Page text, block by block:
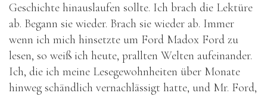
Geschichte hinauslaufen sollte. Ich brach die Lektüre
ab. Begann sie wieder. Brach sie wieder ab. Immer
wenn ich mich hinsetzte um Ford Madox Ford zu
lesen, so weiß ich heute, prallten Welten aufeinander.
Ich, die ich meine Lesegewohnheiten über Monate
hinweg schändlich vernachlässigt hatte, und Mr. Ford,